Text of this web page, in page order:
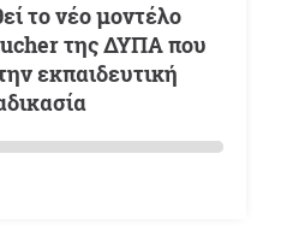
της ΔΥΠΑ που
εκπαιδευτική